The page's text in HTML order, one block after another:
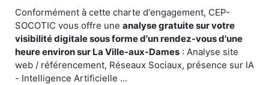
Conformément à cette charte d'engagement, CEP-
SOCOTIC vous offre une analyse gratuite sur votre
visibilité digitale sous forme d'un rendez-vous d'une
heure environ sur La Ville-aux-Dames : Analyse site
web / référencement, Réseaux Sociaux, présence sur IA
- Intelligence Artificielle ...